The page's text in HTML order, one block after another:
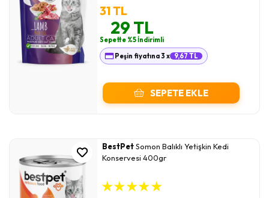
31 TL
29 TL
Sepette %5 İndirimli
Peşin fiyatına 3 x
9,67 TL
SEPETE EKLE
BestPetSomon Balıklı Yetişkin Kedi
Konservesi 400gr
★★★★★